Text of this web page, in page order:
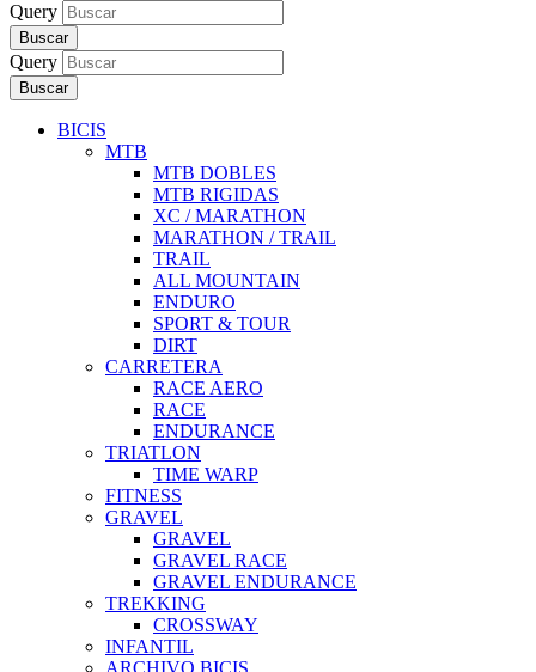
Query
Buscar
Query
Buscar
BICIS
MTB
MTB DOBLES
MTB RIGIDAS
XC / MARATHON
MARATHON / TRAIL
TRAIL
ALL MOUNTAIN
ENDURO
SPORT & TOUR
DIRT
CARRETERA
RACE AERO
RACE
ENDURANCE
TRIATLON
TIME WARP
FITNESS
GRAVEL
GRAVEL
GRAVEL RACE
GRAVEL ENDURANCE
TREKKING
CROSSWAY
INFANTIL
ARCHIVO BICIS